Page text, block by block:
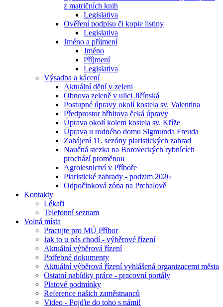
z matričních knih
Legislativa
Ověření podpisu či kopie listiny
Legislativa
Jméno a příjmení
Jméno
Příjmení
Legislativa
Výsadba a kácení
Aktuální dění v zeleni
Obnova zeleně v ulici Jičínská
Postupné úpravy okolí kostela sv. Valentina
Předprostor hřbitova čeká úpravy
Úprava okolí kolem kostela sv. Kříže
Úprava u rodného domu Sigmunda Freuda
Zahájení 11. sezóny piaristických zahrad
Naučná stezka na Boroveckých rybnících
prochází proměnou
Agrolesnictví v Příboře
Piaristické zahrady - podzim 2026
Odpočinková zóna na Prchalově
Kontakty
Lékaři
Telefonní seznam
Volná místa
Pracujte pro MÚ Příbor
Jak to u nás chodí - výběrové řízení
Aktuální výběrová řízení
Potřebné dokumenty
Aktuální výběrová řízení vyhlášená organizacemi města
Ostatní nabídky práce - pracovní portály
Platové podmínky
Reference našich zaměstnanců
Video - Pojďte do toho s námi!